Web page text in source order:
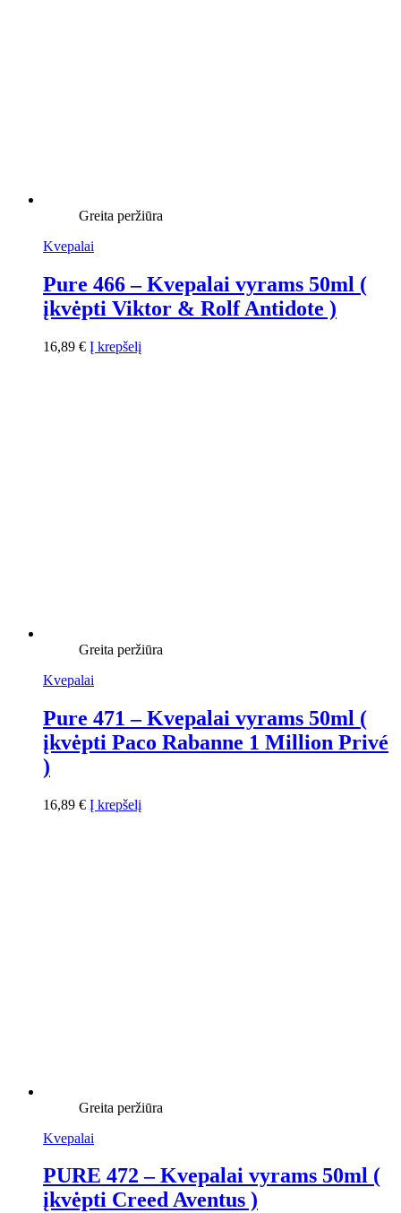
Greita peržiūra
Kvepalai
Pure 466 – Kvepalai vyrams 50ml (
įkvėpti Viktor & Rolf Antidote )
16,89 € Į krepšelį
Greita peržiūra
Kvepalai
Pure 471 – Kvepalai vyrams 50ml (
įkvėpti Paco Rabanne 1 Million Privé
)
16,89 € Į krepšelį
Greita peržiūra
Kvepalai
PURE 472 – Kvepalai vyrams 50ml (
įkvėpti Creed Aventus )